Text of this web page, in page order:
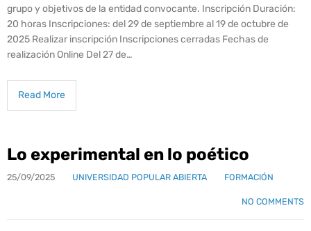
grupo y objetivos de la entidad convocante. Inscripción Duración:
20 horas Inscripciones: del 29 de septiembre al 19 de octubre de
2025 Realizar inscripción Inscripciones cerradas Fechas de
realización Online Del 27 de…
Read More
Lo experimental en lo poético
25/09/2025 UNIVERSIDAD POPULAR ABIERTA FORMACIÓN
NO COMMENTS